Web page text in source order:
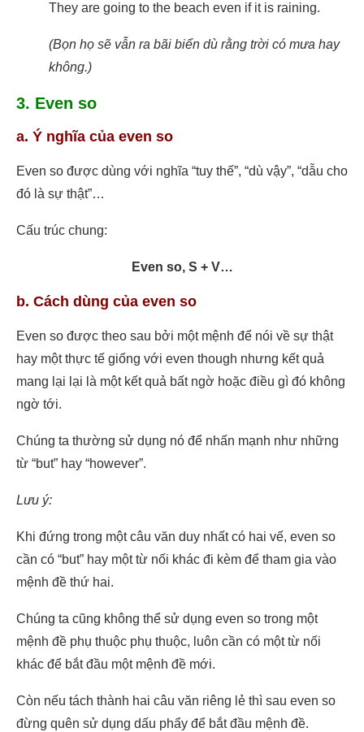
They are going to the beach even if it is raining.
(Bọn họ sẽ vẫn ra bãi biển dù rằng trời có mưa hay
không.)
3. Even so
a. Ý nghĩa của even so
Even so được dùng với nghĩa “tuy thế”, “dù vậy”, “dẫu cho
đó là sự thật”…
Cấu trúc chung:
Even so, S + V…
b. Cách dùng của even so
Even so được theo sau bởi một mệnh để nói về sự thật
hay một thực tế giống với even though nhưng kết quả
mang lại lại là một kết quả bất ngờ hoặc điều gì đó không
ngờ tới.
Chúng ta thường sử dụng nó để nhấn mạnh như những
từ “but” hay “however”.
Lưu ý:
Khi đứng trong một câu văn duy nhất có hai vế, even so
cần có “but” hay một từ nối khác đi kèm để tham gia vào
mệnh đề thứ hai.
Chúng ta cũng không thể sử dụng even so trong một
mệnh đề phụ thuộc phụ thuộc, luôn cần có một từ nối
khác để bắt đầu một mệnh đề mới.
Còn nếu tách thành hai câu văn riêng lẻ thì sau even so
đừng quên sử dụng dấu phẩy để bắt đầu mệnh đề.